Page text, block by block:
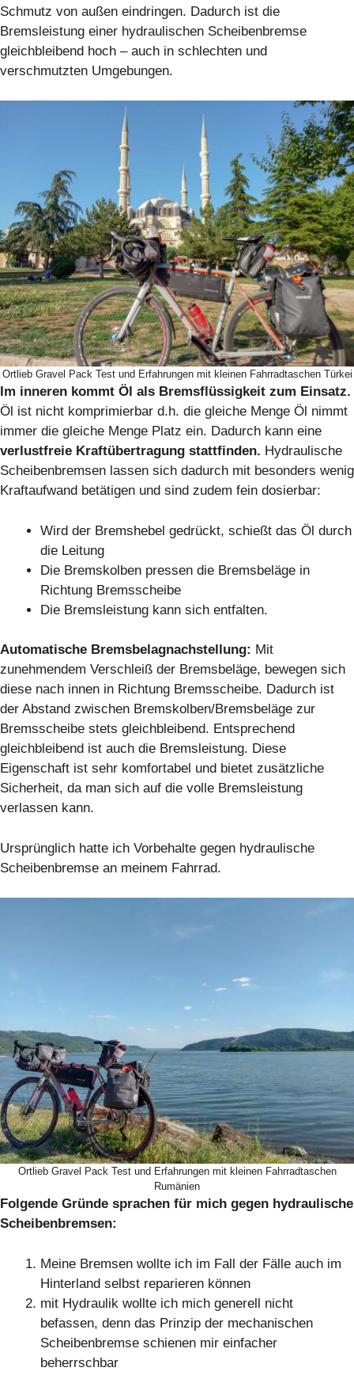
Schmutz von außen eindringen. Dadurch ist die
Bremsleistung einer hydraulischen Scheibenbremse
gleichbleibend hoch – auch in schlechten und
verschmutzten Umgebungen.
Ortlieb Gravel Pack Test und Erfahrungen mit kleinen Fahrradtaschen Türkei
Im inneren kommt Öl als Bremsflüssigkeit zum Einsatz.
Öl ist nicht komprimierbar d.h. die gleiche Menge Öl nimmt
immer die gleiche Menge Platz ein. Dadurch kann eine
verlustfreie Kraftübertragung stattfinden. Hydraulische
Scheibenbremsen lassen sich dadurch mit besonders wenig
Kraftaufwand betätigen und sind zudem fein dosierbar:
Wird der Bremshebel gedrückt, schießt das Öl durch
die Leitung
Die Bremskolben pressen die Bremsbeläge in
Richtung Bremsscheibe
Die Bremsleistung kann sich entfalten.
Automatische Bremsbelagnachstellung: Mit
zunehmendem Verschleiß der Bremsbeläge, bewegen sich
diese nach innen in Richtung Bremsscheibe. Dadurch ist
der Abstand zwischen Bremskolben/Bremsbeläge zur
Bremsscheibe stets gleichbleibend. Entsprechend
gleichbleibend ist auch die Bremsleistung. Diese
Eigenschaft ist sehr komfortabel und bietet zusätzliche
Sicherheit, da man sich auf die volle Bremsleistung
verlassen kann.
Ursprünglich hatte ich Vorbehalte gegen hydraulische
Scheibenbremse an meinem Fahrrad.
Ortlieb Gravel Pack Test und Erfahrungen mit kleinen Fahrradtaschen
Rumänien
Folgende Gründe sprachen für mich gegen hydraulische
Scheibenbremsen:
Meine Bremsen wollte ich im Fall der Fälle auch im
Hinterland selbst reparieren können
mit Hydraulik wollte ich mich generell nicht
befassen, denn das Prinzip der mechanischen
Scheibenbremse schienen mir einfacher
beherrschbar